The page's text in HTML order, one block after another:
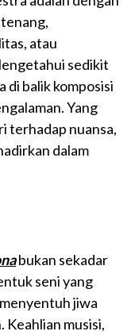
atau
sedikit
di balik komposisi
Yang
terhadap nuansa,
dalam
bukan sekadar
seni yang
jiwa
Keahlian musisi,